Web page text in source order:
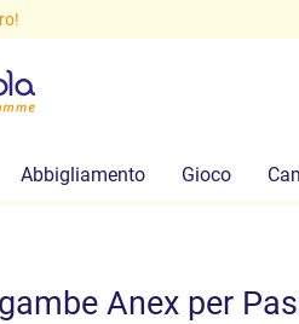
Abbigliamento Gioco
Anex per